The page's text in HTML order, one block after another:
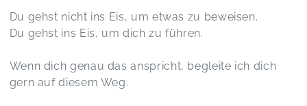
Du gehst nicht ins Eis, um etwas zu beweisen.
Du gehst ins Eis, um dich zu führen.
Wenn dich genau das anspricht, begleite ich dich
gern auf diesem Weg.